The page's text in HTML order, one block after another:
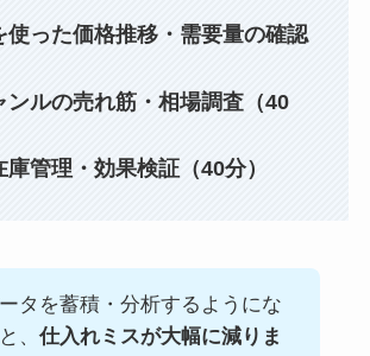
使った価格推移・需要量の確認
ンルの売れ筋・相場調査（40
庫管理・効果検証（40分）
タを蓄積・分析するようにな
、 仕入れミスが大幅に減りま